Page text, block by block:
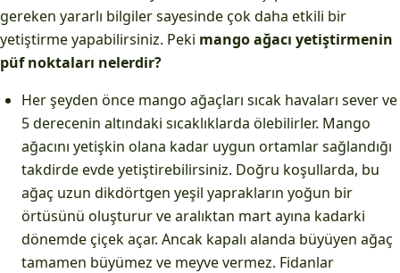
gereken yararlı bilgiler sayesinde çok daha etkili bir
yetiştirme yapabilirsiniz. Peki mango ağacı yetiştirmenin
püf noktaları nelerdir?
Her şeyden önce mango ağaçları sıcak havaları sever ve
5 derecenin altındaki sıcaklıklarda ölebilirler. Mango
ağacını yetişkin olana kadar uygun ortamlar sağlandığı
takdirde evde yetiştirebilirsiniz. Doğru koşullarda, bu
ağaç uzun dikdörtgen yeşil yaprakların yoğun bir
örtüsünü oluşturur ve aralıktan mart ayına kadarki
dönemde çiçek açar. Ancak kapalı alanda büyüyen ağaç
tamamen büyümez ve meyve vermez. Fidanlar